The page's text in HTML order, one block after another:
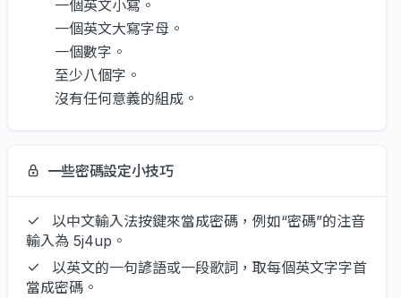
一個英文小寫。
一個英文大寫字母。
一個數字。
至少八個字。
沒有任何意義的組成。
一些密碼設定小技巧
以中文輸入法按鍵來當成密碼，例如“密碼”的注音
輸入為 5j4up。
以英文的一句諺語或一段歌詞，取每個英文字字首
當成密碼。